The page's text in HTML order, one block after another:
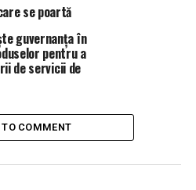
ca liderii de grup să nu mai
patru deputaţi PSD,
Dragnea. Consecinţa este
majoritatea în Camera
se poartă
guvernanța în
pentru a
de servicii de
TO COMMENT